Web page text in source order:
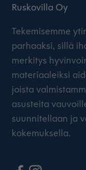
Ruskovilla Oy
Tekemisemme
parhaaksi, sillä
merkitys
materiaaleiksi
joista
asusteita
suunnitellaan ja
kokemuksella.